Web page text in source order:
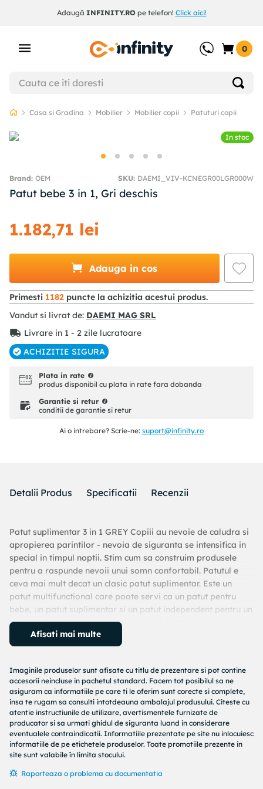
Adaugă INFINITY.ROpe telefon! Click aici!
0
Casa si Gradina Mobilier Mobilier copii Patuturi copii
In stoc
OEM SKU: DAEMI_VIV-KCNEGR00LGR000W
Patut bebe 3 in 1, Gri deschis
1.182,71 lei
Adauga in cos
Primesti 1182 puncte la achizitia acestui produs.
Vandut si livrat de: DAEMI MAG SRL
Livrare in 1 - 2 zile lucratoare
ACHIZITIE SIGURA
Plata in rate
produs disponibil cu plata in rate fara dobanda
Garantie si retur
conditii de garantie si retur
Ai o intrebare? Scrie-ne: suport@infinity.ro
Detalii Produs Specificatii Recenzii
Patut suplimentar 3 in 1 GREY Copiii au nevoie de caludra si
apropierea parintilor - nevoia de siguranta se intensifica in
special in timpul noptii. Stim cum sa construim produsele
pentru a raspunde nevoii unui somn confortabil. Patutul e
ceva mai mult decat un clasic patut suplimentar. Este un
patut multifunctional care poate servi ca un patut pentru
bebe, un patut suplimentar si un patut independent pentru un
copil de 2 ani. Este conceput in special pentru parinti care ar
vrea sa fie cat mai aproape posibil de copilul lor de la
nastere, iar in acelasi timp cauta un patut cu un design
putea adapta in cateva minute chiar la un pat
nestandardizat. Fundul patutului poate fi coborat si extins,
de aceea poate fi folosit si pentru un copil de doi ani. Cu o
singura miscare poti regla unghiul de inclinare a saltelei pe
unul dintre cele 2 nivele - copilul este racit sau regurgiteaza,
atunci este suficient sa ridici usor o parte a saltelei pentru a-i
oferi un somn linistit toata noaptea. Avantaje Functionalitate
patut pentru bebe si un patut pentru un copil mai mare (pana
Afisati mai multe
Imaginile produselor sunt afisate cu titlu de prezentare si pot contine
accesorii neincluse in pachetul standard. Facem tot posibilul sa ne
asiguram ca informatiile pe care ti le oferim sunt corecte si complete,
insa te rugam sa consulti intotdeauna ambalajul produsului. Citeste cu
atentie instructiunile de utilizare, avertismentele furnizate de
producator si sa urmati ghidul de siguranta luand in considerare
eventualele contraindicatii. Informatiile prezentate pe site nu inlocuiesc
informatiile de pe etichetele produselor. Toate promotiile prezente in
site sunt valabile în limita stocului.
Raporteaza o problema cu documentatia